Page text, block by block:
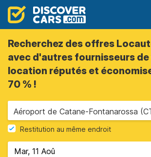
Recherchez des offres
avec d'autres fournisseurs
location réputés et
70 % !
Restitution au même endroit